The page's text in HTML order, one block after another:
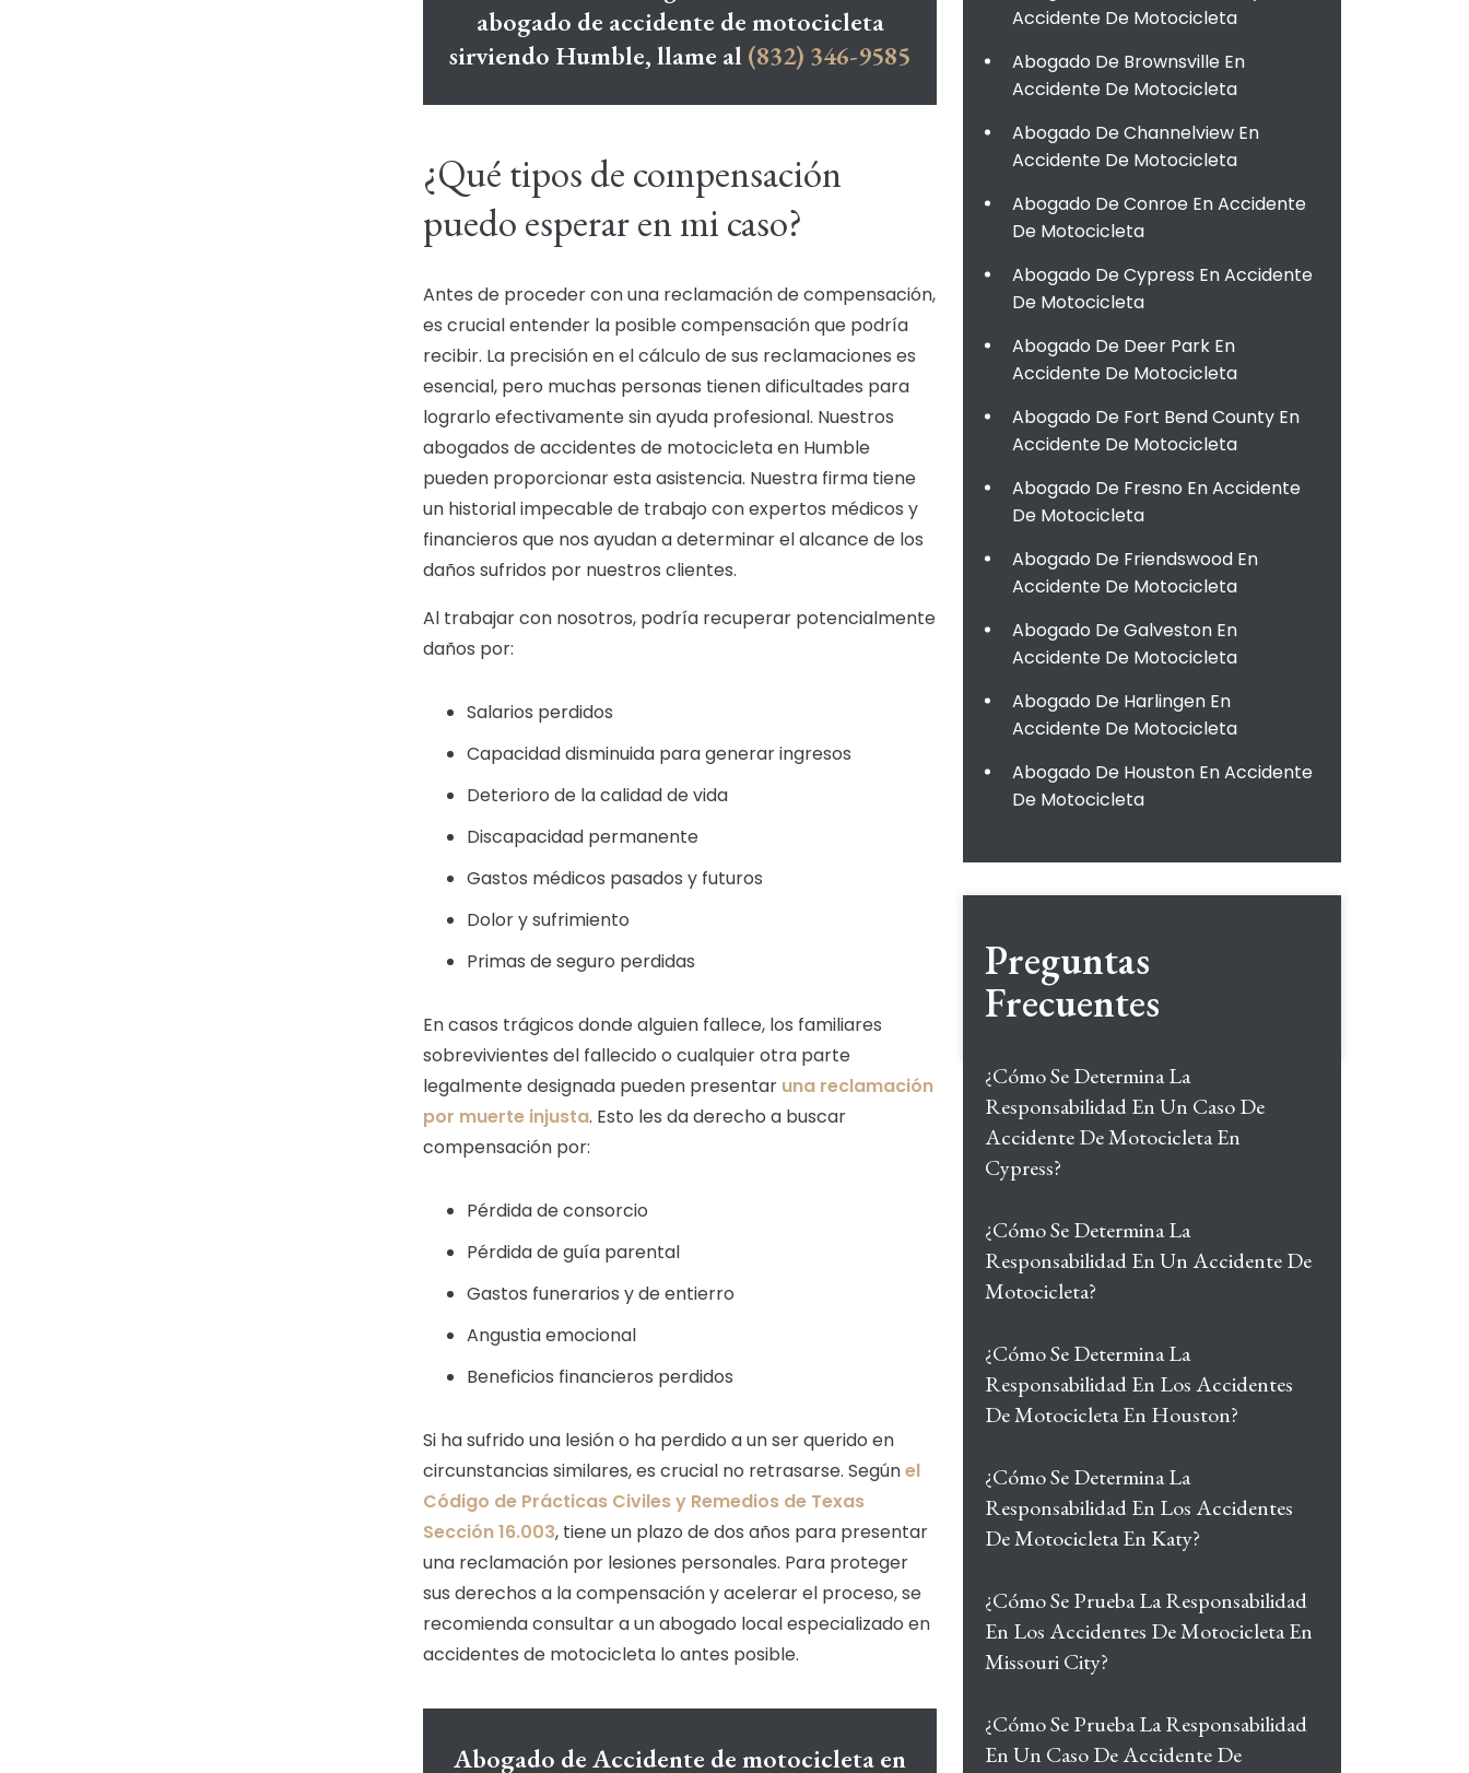
abogado de accidente de motocicleta
sirviendo Humble, llame al(832) 346-9585
¿Qué tipos de compensación
puedo esperar en mi caso?
Antes de proceder con una reclamación de compensación,
es crucial entender la posible compensación que podría
recibir. La precisión en el cálculo de sus reclamaciones es
esencial, pero muchas personas tienen dificultades para
lograrlo efectivamente sin ayuda profesional. Nuestros
abogados de accidentes de motocicleta en Humble
pueden proporcionar esta asistencia. Nuestra firma tiene
un historial impecable de trabajo con expertos médicos y
financieros que nos ayudan a determinar el alcance de los
daños sufridos por nuestros clientes.
Al trabajar con nosotros, podría recuperar potencialmente
daños por:
Salarios perdidos
Capacidad disminuida para generar ingresos
Deterioro de la calidad de vida
Discapacidad permanente
Gastos médicos pasados y futuros
Dolor y sufrimiento
Primas de seguro perdidas
En casos trágicos donde alguien fallece, los familiares
sobrevivientes del fallecido o cualquier otra parte
legalmente designada pueden presentar una reclamación
por muerte injusta. Esto les da derecho a buscar
compensación por:
Pérdida de consorcio
Pérdida de guía parental
Gastos funerarios y de entierro
Angustia emocional
Beneficios financieros perdidos
Si ha sufrido una lesión o ha perdido a un ser querido en
circunstancias similares, es crucial no retrasarse. Segúnel
Código de Prácticas Civiles y Remedios de Texas
Sección 16.003, tiene un plazo de dos años para presentar
una reclamación por lesiones personales. Para proteger
sus derechos a la compensación y acelerar el proceso, se
recomienda consultar a un abogado local especializado en
accidentes de motocicleta lo antes posible.
Abogado de Accidente de motocicleta en
Accidente De Motocicleta
Abogado De Brownsville En
Accidente De Motocicleta
Abogado De Channelview En
Accidente De Motocicleta
Abogado De Conroe En Accidente
De Motocicleta
Abogado De Cypress En Accidente
De Motocicleta
Abogado De Deer Park En
Accidente De Motocicleta
Abogado De Fort Bend County En
Accidente De Motocicleta
Abogado De Fresno En Accidente
De Motocicleta
Abogado De Friendswood En
Accidente De Motocicleta
Abogado De Galveston En
Accidente De Motocicleta
Abogado De Harlingen En
Accidente De Motocicleta
Abogado De Houston En Accidente
De Motocicleta
Preguntas
Frecuentes
¿Cómo Se Determina La
Responsabilidad En Un Caso De
Accidente De Motocicleta En
Cypress?
¿Cómo Se Determina La
Responsabilidad En Un Accidente De
Motocicleta?
¿Cómo Se Determina La
Responsabilidad En Los Accidentes
De Motocicleta En Houston?
¿Cómo Se Determina La
Responsabilidad En Los Accidentes
De Motocicleta En Katy?
¿Cómo Se Prueba La Responsabilidad
En Los Accidentes De Motocicleta En
Missouri City?
¿Cómo Se Prueba La Responsabilidad
En Un Caso De Accidente De